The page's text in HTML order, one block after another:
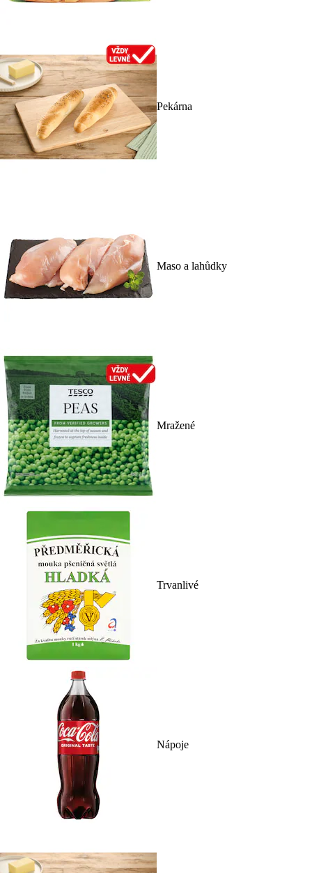
Pekárna
Maso a lahůdky
Mražené
Trvanlivé
Nápoje